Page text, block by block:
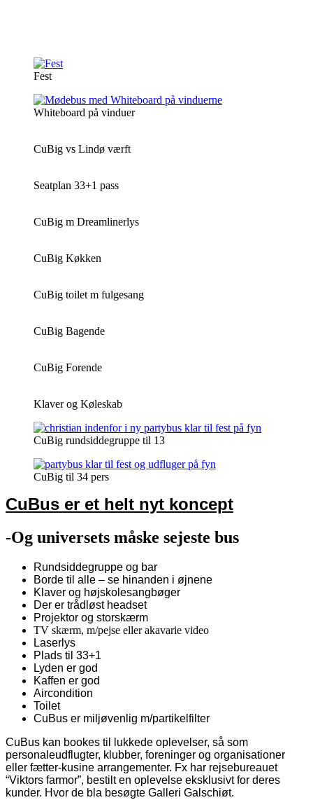
Fest
Whiteboard på vinduer
CuBig vs Lindø værft
Seatplan 33+1 pass
CuBig m Dreamlinerlys
CuBig Køkken
CuBig toilet m fulgesang
CuBig Bagende
CuBig Forende
Klaver og Køleskab
CuBig rundsiddegruppe til 13
CuBig til 34 pers
CuBus er et helt nyt koncept
-Og universets måske sejeste bus
Rundsiddegruppe og bar
Borde til alle – se hinanden i øjnene
Klaver og højskolesangbøger
Der er trådløst headset
Projektor og storskærm
TV skærm, m/pejse eller akavarie video
Laserlys
Plads til 33+1
Lyden er god
Kaffen er god
Aircondition
Toilet
CuBus er miljøvenlig m/partikelfilter
CuBus kan bookes til lukkede oplevelser, så som
personaleudflugter, klubber, foreninger og organisationer
eller fætter-kusine arrangementer. Fx har rejsebureauet
“Viktors farmor”, bestilt en oplevelse eksklusivt for deres
kunder. Hvor de bla besøgte Galleri Galschiøt.